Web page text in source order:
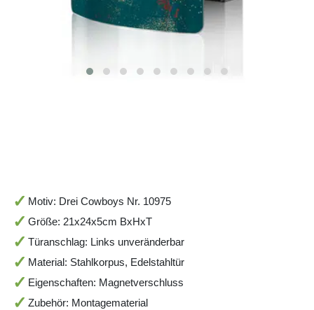
Motiv: Drei Cowboys Nr. 10975
Größe: 21x24x5cm BxHxT
Türanschlag: Links unveränderbar
Material: Stahlkorpus, Edelstahltür
Eigenschaften: Magnetverschluss
Zubehör: Montagematerial